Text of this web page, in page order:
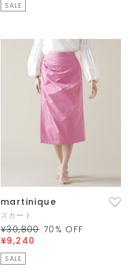
SALE
martinique
スカート
¥30,800 70 % OFF
¥9,240
SALE